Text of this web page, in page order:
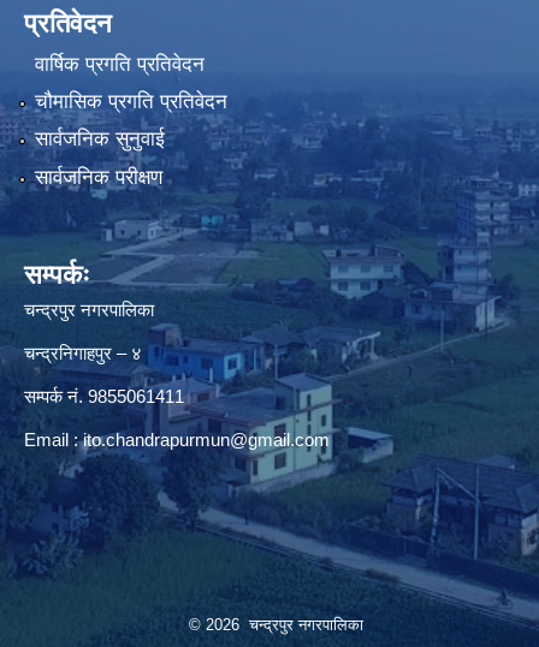
प्रतिवेदन
वार्षिक प्रगति प्रतिवेदन
चौमासिक प्रगति प्रतिवेदन
सार्वजनिक सुनुवाई
सार्वजनिक परीक्षण
सम्पर्कः
चन्द्रपुर नगरपालिका
चन्द्रनिगाहपुर – ४
सम्पर्क नं. 9855061411
Email :ito.chandrapurmun@gmail.com
© 2026 चन्द्रपुर नगरपालिका